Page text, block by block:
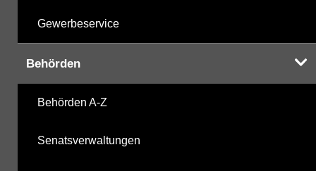
Gewerbeservice
Behörden
Behörden A-Z
Senatsverwaltungen